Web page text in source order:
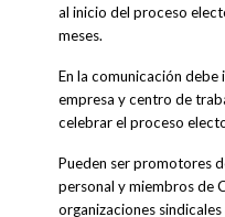
al inicio del proceso
meses.
En la comunicación
empresa y centro de
celebrar el proceso
Pueden ser promotores
personal y miembros de
organizaciones